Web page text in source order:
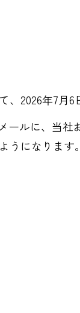
2026年7月
ルに、当
うになります。